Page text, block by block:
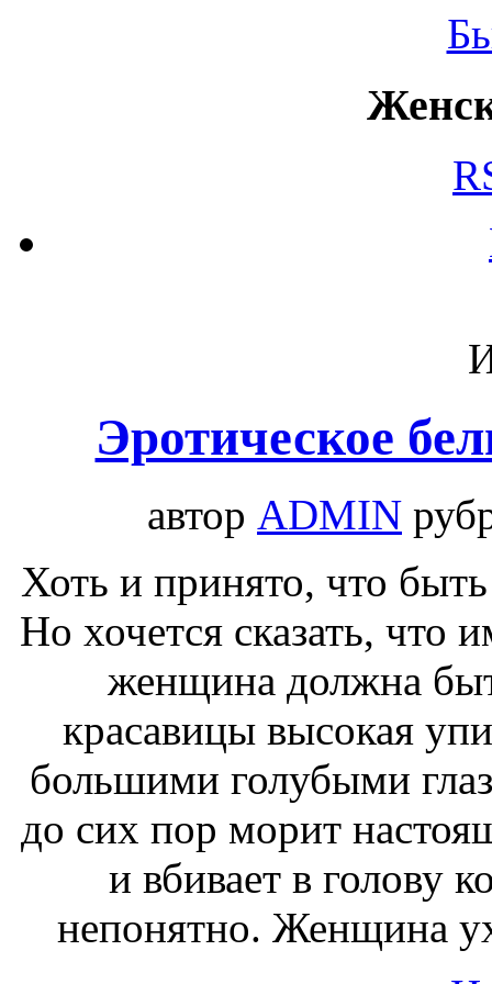
Эротическое
автор ADMIN
Хоть и принято, что
Но хочется сказать, что
женщина должна
красавицы высокая
большими голубыми
до сих пор морит
и вбивает в голову
непонятно. Женщина